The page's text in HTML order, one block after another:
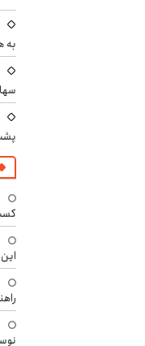
به